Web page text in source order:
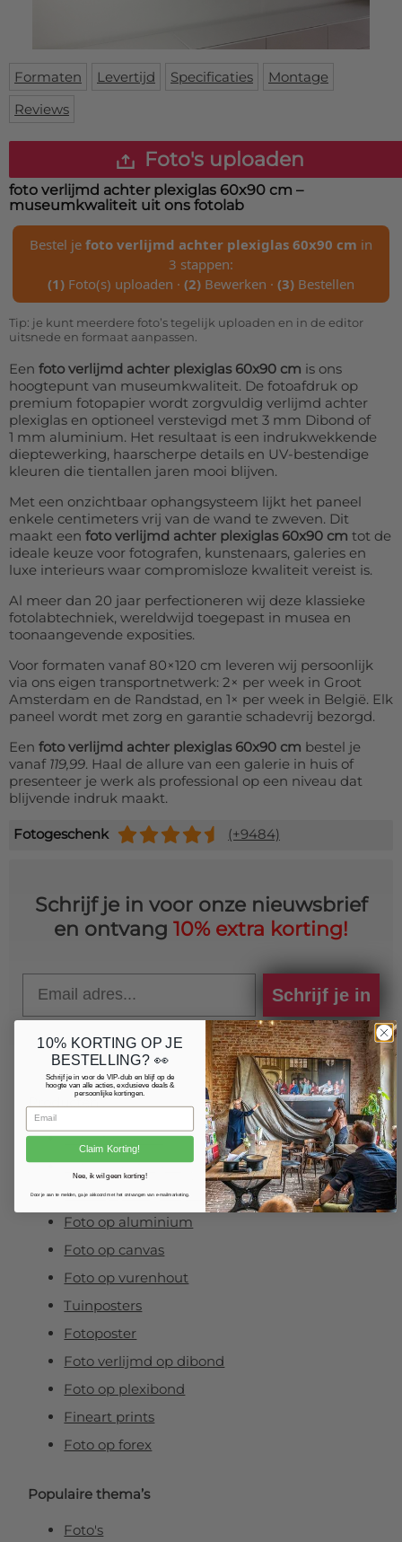
Skateboard deck
Formaten Levertijd Specificaties
Montage
Reviews
Foto's uploaden
foto verlijmd achter plexiglas 60x90 cm –
museumkwaliteit uit ons fotolab
Bestel je foto verlijmd achter plexiglas 60x90 cm in
3 stappen:
(1) Foto(s) uploaden · (2) Bewerken · (3) Bestellen
Tip: je kunt meerdere foto’s tegelijk uploaden en in de editor
uitsnede en formaat aanpassen.
Een foto verlijmd achter plexiglas 60x90 cm is ons
hoogtepunt van museumkwaliteit. De fotoafdruk op
premium fotopapier wordt zorgvuldig verlijmd achter
plexiglas en optioneel verstevigd met 3 mm Dibond of
1 mm aluminium. Het resultaat is een indrukwekkende
dieptewerking, haarscherpe details en UV-bestendige
kleuren die tientallen jaren mooi blijven.
Met een onzichtbaar ophangsysteem lijkt het paneel
enkele centimeters vrij van de wand te zweven. Dit
maakt een foto verlijmd achter plexiglas 60x90 cm tot de
ideale keuze voor fotografen, kunstenaars, galeries en
luxe interieurs waar compromisloze kwaliteit vereist is.
Al meer dan 20 jaar perfectioneren wij deze klassieke
fotolabtechniek, wereldwijd toegepast in musea en
toonaangevende exposities.
Voor formaten vanaf 80×120 cm leveren wij persoonlijk
via ons eigen transportnetwerk: 2× per week in Groot
Amsterdam en de Randstad, en 1× per week in België. Elk
paneel wordt met zorg en garantie schadevrij bezorgd.
Een foto verlijmd achter plexiglas 60x90 cm bestel je
vanaf 119,99. Haal de allure van een galerie in huis of
presenteer je werk als professional op een niveau dat
blijvende indruk maakt.
Fotogeschenk (+9484)
Schrijf je in voor onze nieuwsbrief
en ontvang 10% extra korting!
Schrijf je in
Producten
Fotoafdrukken
Fotovergrotingen
Foto op plexiglas (acrylglas)
Foto op aluminium
Foto op canvas
Foto op vurenhout
Tuinposters
Fotoposter
Foto verlijmd op dibond
Foto op plexibond
Fineart prints
Foto op forex
Populaire thema’s
Foto's
10% KORTING OP JE
BESTELLING? 👀
Schrijf je in voor de VIP-club en blijf op de
hoogte van alle acties, exclusieve deals &
persoonlijke kortingen.
Claim Korting!
Nee, ik wil geen korting!
Door je aan te melden, ga je akkoord met het ontvangen van e-mailmarketing.